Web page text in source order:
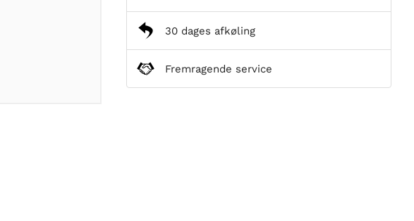
30 dages afkøling
Fremragende service